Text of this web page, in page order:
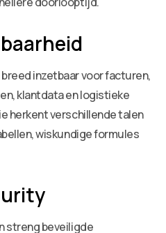
inzetbaar voor facturen,
klantdata en logistieke
herkent verschillende talen
wiskundige formules
streng beveiligde